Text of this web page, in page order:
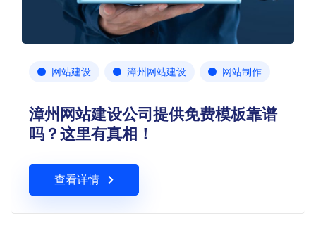
网站建设 漳州网站建设 网站制作
漳州网站建设公司提供免费模板靠谱
吗？这里有真相！
查看详情